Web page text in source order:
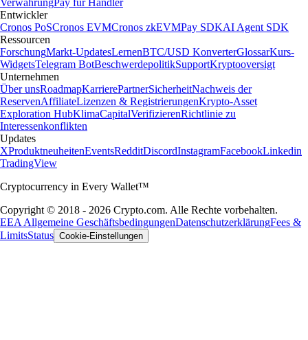
VerwahrungPay für Händler
Entwickler
Cronos PoSCronos EVMCronos zkEVMPay SDKAI Agent SDK
Ressourcen
ForschungMarkt-UpdatesLernenBTC/USD KonverterGlossarKurs-
WidgetsTelegram BotBeschwerdepolitikSupportKryptooversigt
Unternehmen
Über unsRoadmapKarrierePartnerSicherheitNachweis der
ReservenAffiliateLizenzen & RegistrierungenKrypto-Asset
Exploration HubKlimaCapitalVerifizierenRichtlinie zu
Interessenkonflikten
Updates
XProduktneuheitenEventsRedditDiscordInstagramFacebookLinkedin
TradingView
Cryptocurrency in Every Wallet™
Copyright © 2018 - 2026 Crypto.com. Alle Rechte vorbehalten.
EEA Allgemeine GeschäftsbedingungenDatenschutzerklärungFees &
LimitsStatus Cookie-Einstellungen